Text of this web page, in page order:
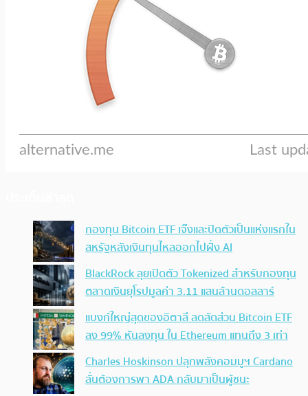
กองทุน Bitcoin ETF เจ๊งและปิดตัวเป็นแห่งแรกใน
สหรัฐหลังเงินทุนไหลออกไปฝั่ง AI
BlackRock ลุยเปิดตัว Tokenized สำหรับกองทุน
ตลาดเงินยุโรปมูลค่า 3.11 แสนล้านดอลลาร์
แบงก์ใหญ่สุดของอิตาลี ลดสัดส่วน Bitcoin ETF
ลง 99% หันลงทุน ใน Ethereum แทนถึง 3 เท่า
Charles Hoskinson ปลุกพลังคอมมูฯ Cardano
ลั่นต้องการพา ADA กลับมาเป็นผู้ชนะ